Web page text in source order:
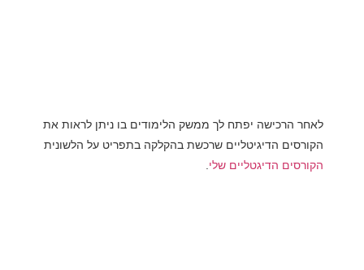
לאחר הרכישה יפתח לך ממשק הלימודים בו ניתן לראות את
הקורסים הדיגיטליים שרכשת בהקלקה בתפריט על הלשונית
הקורסים הדיגטליים שלי.